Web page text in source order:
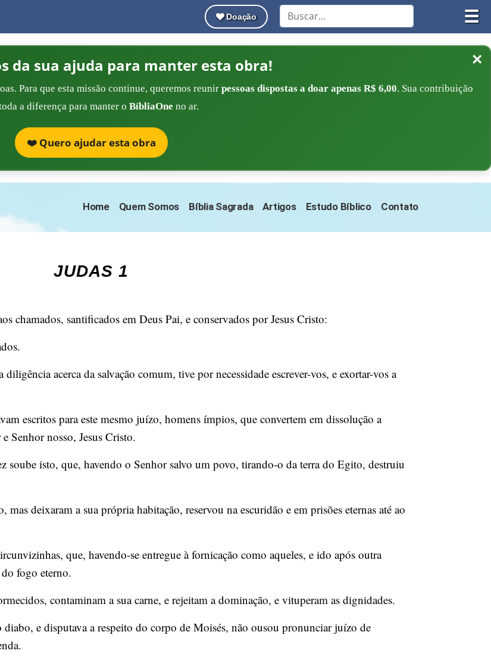
☰
Doação
×
da sua ajuda para manter esta obra!
Para que esta missão continue, queremos reunir pessoas dispostas a doar apenas R$ 6,00. Sua contribuição
a diferença para manter o BíbliaOne no ar.
❤️ Quero ajudar esta obra
Home Quem Somos Bíblia Sagrada Artigos Estudo Bíblico Contato
JUDAS 1
chamados, santificados em Deus Pai, e conservados por Jesus Cristo:
acerca da salvação comum, tive por necessidade escrever-vos, e exortar-vos a
escritos para este mesmo juízo, homens ímpios, que convertem em dissolução a
Senhor nosso, Jesus Cristo.
soube isto, que, havendo o Senhor salvo um povo, tirando-o da terra do Egito, destruiu
deixaram a sua própria habitação, reservou na escuridão e em prisões eternas até ao
que, havendo-se entregue à fornicação como aqueles, e ido após outra
fogo eterno.
contaminam a sua carne, e rejeitam a dominação, e vituperam as dignidades.
e disputava a respeito do corpo de Moisés, não ousou pronunciar juízo de